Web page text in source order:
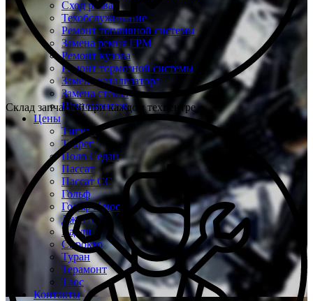
Сход развал
Техобслуживание
Ремонт топливной системы
Замена ремня ГРМ
Ремонт кузова
Ремонт тормозной системы
Замена катализатора
Замена стекол
Шиномонтаж
Цены
Тигуан
Туарег
Поло Седан
Пассат
Пассат СС
Гольф
Гольф Плюс
Джетта
Кадди
Сирокко
Туран
Терамонт
Таос
Контакты
Склад запчастей при каждом техцентре